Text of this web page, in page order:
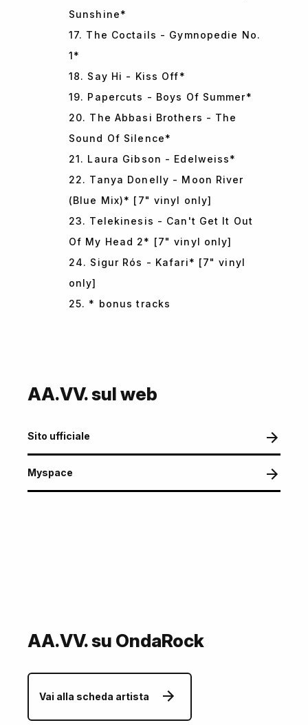
Sunshine*
17. The Coctails - Gymnopedie No.
1*
18. Say Hi - Kiss Off*
19. Papercuts - Boys Of Summer*
20. The Abbasi Brothers - The
Sound Of Silence*
21. Laura Gibson - Edelweiss*
22. Tanya Donelly - Moon River
(Blue Mix)* [7" vinyl only]
23. Telekinesis - Can't Get It Out
Of My Head 2* [7" vinyl only]
24. Sigur Rós - Kafari* [7" vinyl
only]
25. * bonus tracks
AA.VV. sul web
Sito ufficiale
Myspace
AA.VV. su OndaRock
Vai alla scheda artista